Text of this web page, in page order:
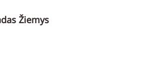
Žiemys